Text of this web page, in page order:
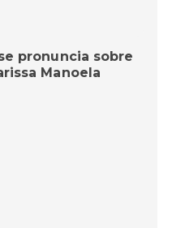
pronuncia sobre
Manoela